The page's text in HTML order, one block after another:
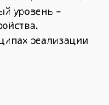
уровень –
реализации